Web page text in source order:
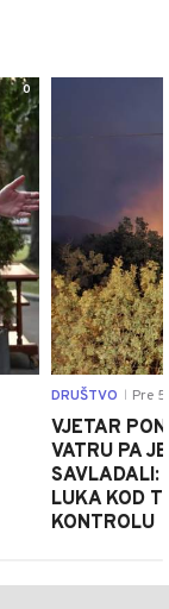
0
DRUŠTVO Pre
VJETAR
VATRU PA
SAVLADALI:
LUKA KOD
KONTROLU